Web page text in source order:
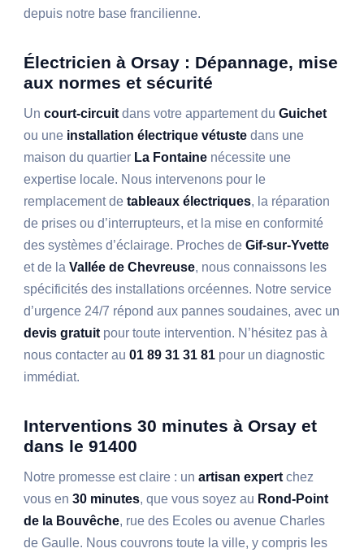
depuis notre base francilienne.
Électricien à Orsay : Dépannage, mise
aux normes et sécurité
Uncourt-circuitdans votre appartement duGuichet
ou une installation électrique vétuste dans une
maison du quartier La Fontaine nécessite une
expertise locale. Nous intervenons pour le
remplacement detableaux électriques, la réparation
de prises ou d’interrupteurs, et la mise en conformité
des systèmes d’éclairage. Proches deGif-sur-Yvette
et de laVallée de Chevreuse, nous connaissons les
spécificités des installations orcéennes. Notre service
d’urgence 24/7 répond aux pannes soudaines, avec un
devis gratuitpour toute intervention. N’hésitez pas à
nous contacter au01 89 31 31 81 pour un diagnostic
immédiat.
Interventions 30 minutes à Orsay et
dans le 91400
Notre promesse est claire : unartisan expertchez
vous en30 minutes, que vous soyez au Rond-Point
de la Bouvêche, rue des Ecoles ou avenue Charles
de Gaulle. Nous couvrons toute la ville, y compris les